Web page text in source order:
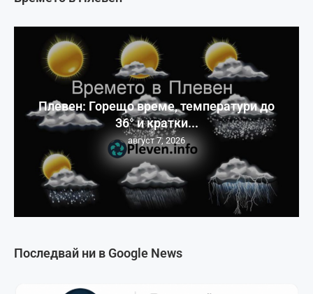
Последвай ни в Google News
Плевен: Горещо време, температури до
36° и кратки...
август 7, 2026